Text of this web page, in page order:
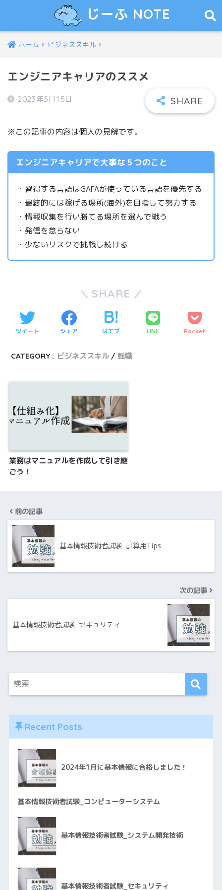
じーふ NOTE
ホーム ビジネススキル
エンジニアキャリアのススメ
2023年5月15日
※この記事の内容は個人の見解です。
エンジニアキャリアで大事な５つのこと
・習得する言語はGAFAが使っている言語を優先する
・最終的には稼げる場所(海外)を目指して努力する
・情報収集を行い勝てる場所を選んで戦う
・発信を怠らない
・少ないリスクで挑戦し続ける
SHARE
ツイート シェア はてブ LINE Pocket
CATEGORY : ビジネススキル 転職
業務はマニュアルを作成して引き継
ごう！
前の記事
基本情報技術者試験_計算用Tips
次の記事
基本情報技術者試験_セキュリティ
Recent Posts
2024年1月に基本情報に合格しました！
基本情報技術者試験_コンピューターシステム
基本情報技術者試験_システム開発技術
基本情報技術者試験_セキュリティ